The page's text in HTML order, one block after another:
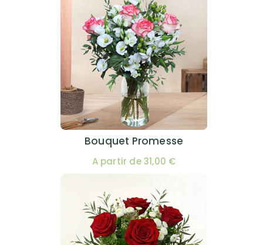
Bouquet Promesse
A partir de 31,00 €